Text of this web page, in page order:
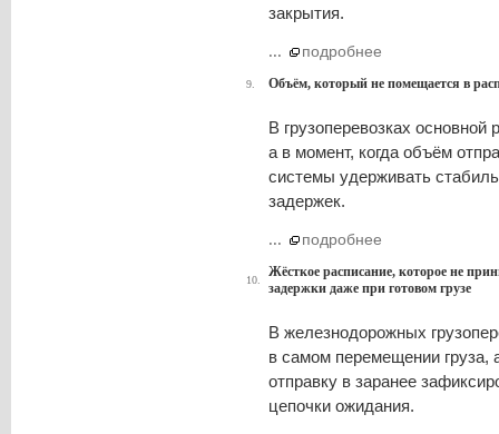
закрытия.
... подробнее
9. Объём, который не помещается в
В грузоперевозках основной
а в момент, когда объём
системы удерживать
задержек.
... подробнее
10.
Жёсткое расписание, которое не
задержки даже при готовом грузе
В железнодорожных
в самом перемещении груза,
отправку в заранее
цепочки ожидания.